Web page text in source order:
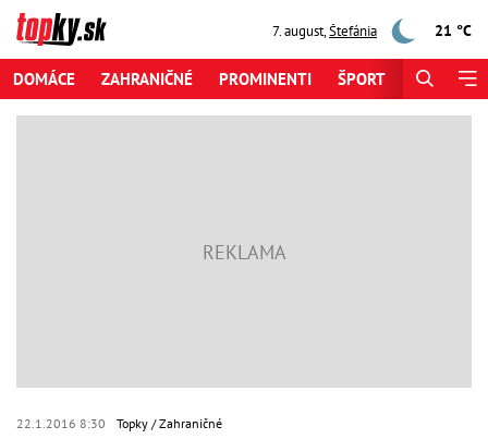
7. august,Štefánia 21 °C
DOMÁCE ZAHRANIČNÉ PROMINENTI ŠPORT
22.1.2016 8:30 Topky Zahraničné